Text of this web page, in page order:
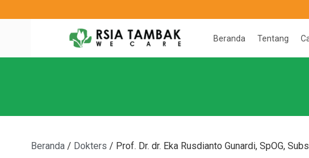
Beranda Tentang
Beranda / Dokters / Prof. Dr. dr. Eka Rusdianto Gunardi, SpOG,